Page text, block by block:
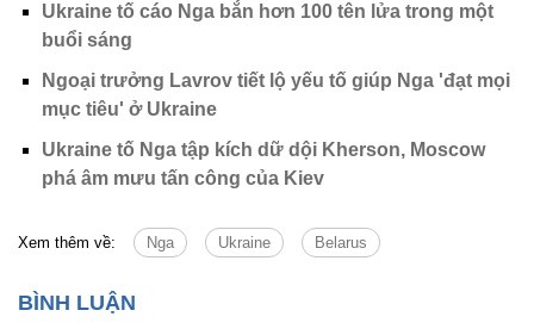
Ukraine tố cáo Nga bắn hơn 100 tên lửa trong một
buổi sáng
Ngoại trưởng Lavrov tiết lộ yếu tố giúp Nga 'đạt mọi
mục tiêu' ở Ukraine
Ukraine tố Nga tập kích dữ dội Kherson, Moscow
phá âm mưu tấn công của Kiev
Xem thêm về: Nga Ukraine Belarus